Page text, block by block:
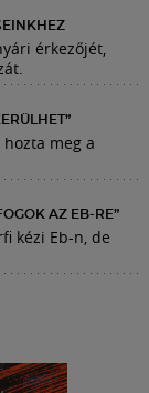
érkezőjét,
meg a
AZ EB-RE”
kézi Eb-n, de